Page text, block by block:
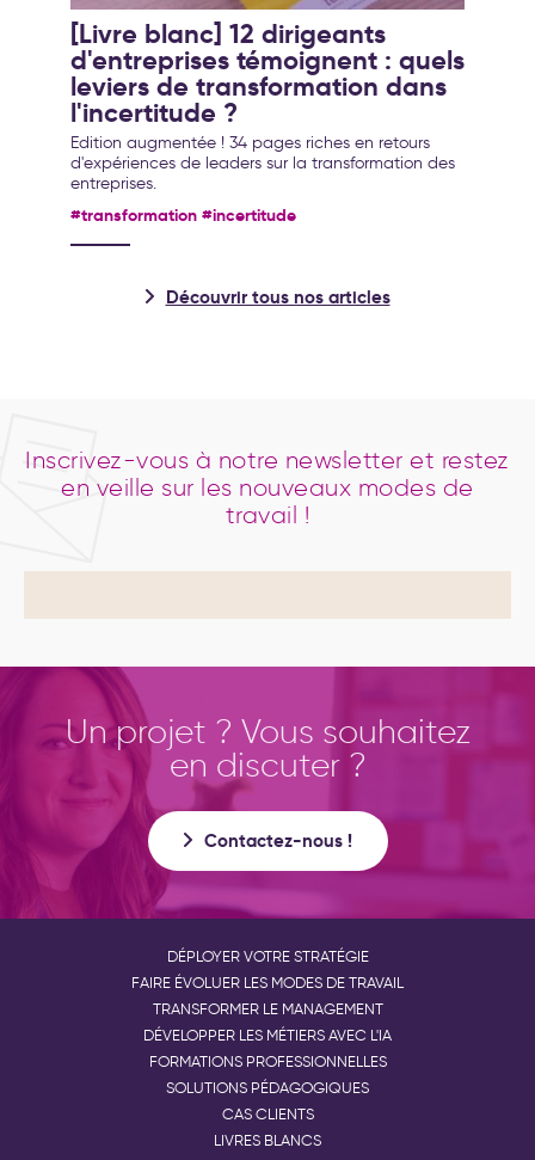
[Livre blanc] 12 dirigeants
d'entreprises témoignent : quels
leviers de transformation dans
l'incertitude ?
Edition augmentée ! 34 pages riches en retours
d'expériences de leaders sur la transformation des
entreprises.
#transformation #incertitude
Découvrir tous nos articles
Inscrivez-vous à notre newsletter et restez
en veille sur les nouveaux modes de
travail !
Un projet ? Vous souhaitez
en discuter ?
Contactez-nous !
DÉPLOYER VOTRE STRATÉGIE
FAIRE ÉVOLUER LES MODES DE TRAVAIL
TRANSFORMER LE MANAGEMENT
DÉVELOPPER LES MÉTIERS AVEC L'IA
FORMATIONS PROFESSIONNELLES
SOLUTIONS PÉDAGOGIQUES
CAS CLIENTS
LIVRES BLANCS